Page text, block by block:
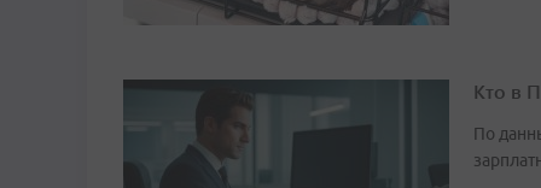
Кто в
По